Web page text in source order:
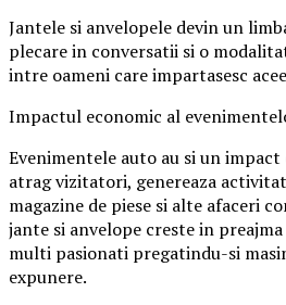
Jantele si anvelopele devin un
plecare in conversatii si o
intre oameni care impartasesc
Impactul economic al
Evenimentele auto au si un impact
atrag vizitatori, genereaza
magazine de piese si alte afaceri
jante si anvelope creste in
multi pasionati pregatindu-si
expunere.